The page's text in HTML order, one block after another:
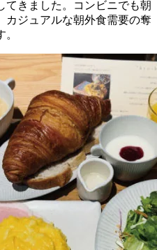
てきました。コンビニでも朝
カジュアルな朝外食需要の奪